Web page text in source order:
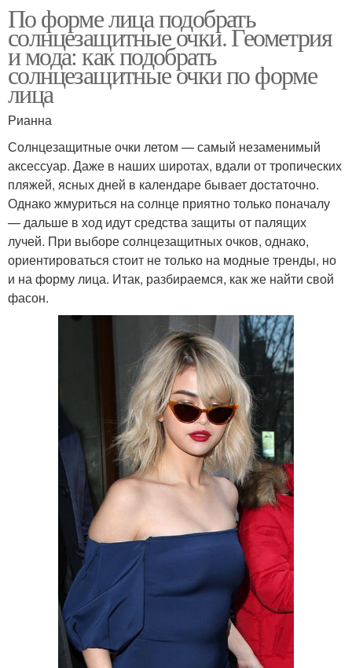
По форме лица подобрать
солнцезащитные очки. Геометрия
и мода: как подобрать
солнцезащитные очки по форме
лица
Рианна
Солнцезащитные очки летом — самый незаменимый
аксессуар. Даже в наших широтах, вдали от тропических
пляжей, ясных дней в календаре бывает достаточно.
Однако жмуриться на солнце приятно только поначалу
— дальше в ход идут средства защиты от палящих
лучей. При выборе солнцезащитных очков, однако,
ориентироваться стоит не только на модные тренды, но
и на форму лица. Итак, разбираемся, как же найти свой
фасон.